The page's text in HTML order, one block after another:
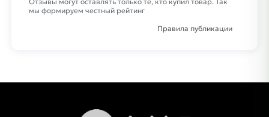
мы формируем честный рейтинг
Правила публикации